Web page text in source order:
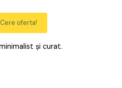
Cere oferta!
și curat.